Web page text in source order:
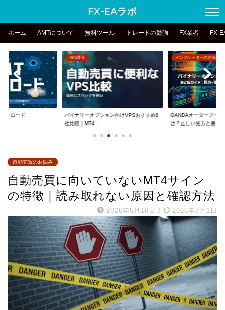
FX-EAラボ
ホーム AMTについて 無料ツール トレードの勉強 FX業者 FX-
ンロード
VPS業者
バイナリーオプション向けVPSおすすめ8
社比較｜MT4・...
インジケーターのお悩み
OANDAオーダーブッ
は？正しい見方と勝...
自動売買のお悩み
自動売買に向いていないMT4サイン
の特徴｜読み取れない原因と確認方法
2026年5月16日 / 2026年7月1日